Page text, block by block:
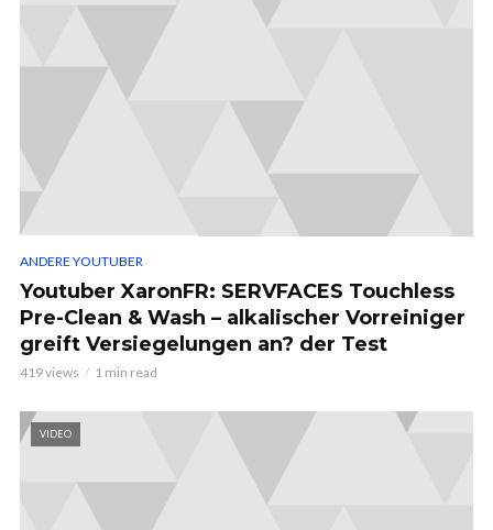
ANDERE YOUTUBER
Youtuber XaronFR: SERVFACES Touchless
Pre-Clean & Wash – alkalischer Vorreiniger
greift Versiegelungen an? der Test
419 views 1 min read
VIDEO